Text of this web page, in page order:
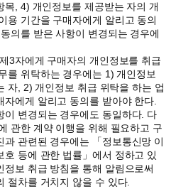
목, 4) 개인정보를 제공받는 자의 개
용 기간을 구매자에게 알리고 동의
의를 받은 사항이 변경되는 경우에
3자에게 구매자의 개인정보를 취급
를 위탁하는 경우에는 1) 개인정보
자, 2) 개인정보 취급 위탁을 하는 업
자에게 알리고 동의를 받아야 한다.
이 변경되는 경우에도 동일하다. 다
관한 계약 이행을 위해 필요하고 구
과 관련된 경우에는 「정보통신망 이
호 등에 관한 법률」에서 정하고 있
정보 취급 방침을 통해 알림으로써
절차를 거치지 않을 수 있다.